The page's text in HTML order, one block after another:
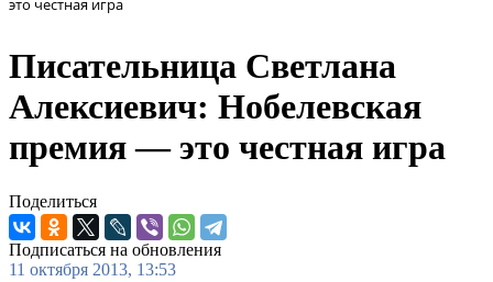
это честная игра
Писательница Светлана
Алексиевич: Нобелевская
премия — это честная игра
Поделиться
Подписаться на обновления
11 октября 2013, 13:53